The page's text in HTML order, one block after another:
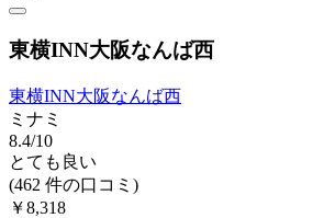
東横INN大阪なんば西
東横INN大阪なんば西
ミナミ
8.4/10
とても良い
(462 件の口コミ)
￥8,318